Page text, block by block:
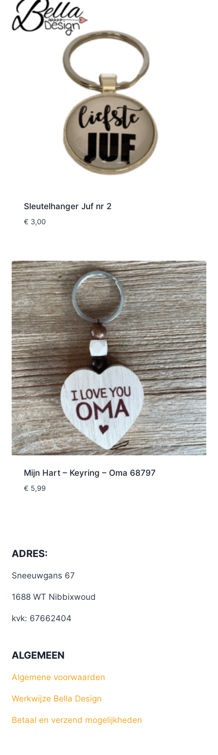
Sleutelhanger Juf nr 2
€ 3,00
Mijn Hart – Keyring – Oma 68797
€ 5,99
ADRES:
Sneeuwgans 67
1688 WT Nibbixwoud
kvk: 67662404
ALGEMEEN
Algemene voorwaarden
Werkwijze Bella Design
Betaal en verzend mogelijkheden